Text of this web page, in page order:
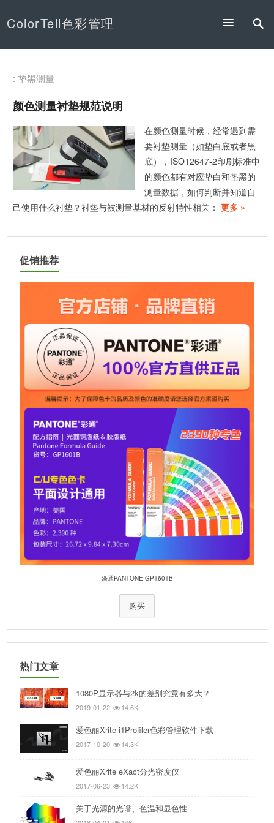
ColorTell色彩管理
: 垫黑测量
颜色测量衬垫规范说明
在颜色测量时候，经常遇到需
要衬垫测量（如垫白底或者黑
底），ISO12647-2印刷标准中
的颜色都有对应垫白和垫黑的
测量数据，如何判断并知道自
己使用什么衬垫？衬垫与被测量基材的反射特性相关： 更多 »
促销推荐
潘通PANTONE GP1601B
购买
热门文章
1080P显示器与2k的差别究竟有多大？
2019-01-22 14.6K
爱色丽Xrite i1Profiler色彩管理软件下载
2017-10-20 14.3K
爱色丽Xrite eXact分光密度仪
2017-06-23 14.2K
关于光源的光谱、色温和显色性